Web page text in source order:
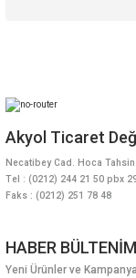
Akyol Ticaret
Necatibey Cad. Hoca
Tel : (0212) 244 21 50 pbx
Faks : (0212) 251 78 48
HABER
Yeni Ürünler ve